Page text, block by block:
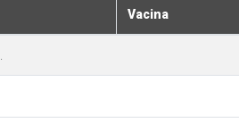
Vacina